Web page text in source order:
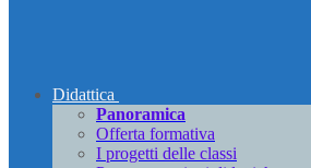
Didattica
Panoramica
Offerta formativa
I progetti delle classi